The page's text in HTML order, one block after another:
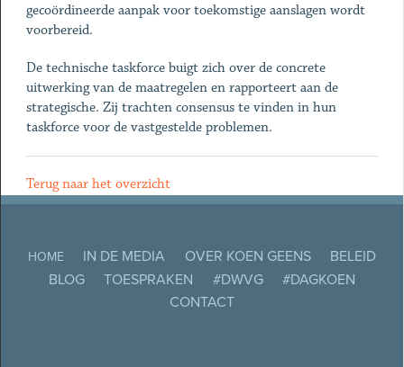
gecoördineerde aanpak voor toekomstige aanslagen wordt
voorbereid.
De technische taskforce buigt zich over de concrete
uitwerking van de maatregelen en rapporteert aan de
strategische. Zij trachten consensus te vinden in hun
taskforce voor de vastgestelde problemen.
Terug naar het overzicht
HOME IN DE MEDIA OVER KOEN GEENS
BELEID
BLOG
TOESPRAKEN #DWVG
#DAGKOEN
CONTACT